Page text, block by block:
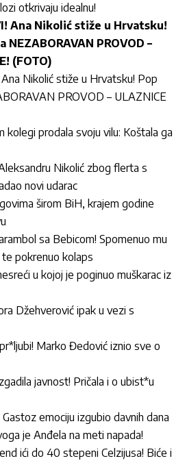
otkrivaju idealnu!
Ana Nikolić stiže u Hrvatsku!
PROVOD –
(FOTO)
Nikolić stiže u Hrvatsku! Pop
PROVOD – ULAZNICE
kolegi prodala svoju vilu: Koštala ga
Nikolić zbog flerta s
novi udarac
širom BiH, krajem godine
sa Bebicom! Spomenuo mu
pokrenuo kolaps
u kojoj je poginuo muškarac iz
Džehverović ipak u vezi s
Marko Đedović iznio sve o
javnost! Pričala i o ubist*u
emociju izgubio davnih dana
je Anđela na meti napada!
ići do 40 stepeni Celzijusa! Biće i